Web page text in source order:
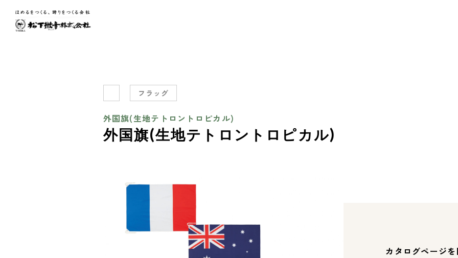
フラッグ
外国旗(生地テトロントロピカル)
外国旗(生地テトロントロピカル)
カタログページ